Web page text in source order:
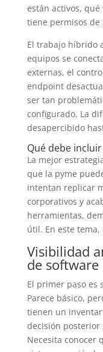
están activos,
tiene permisos
El trabajo híbrido
equipos se
externas, el
endpoint
ser tan
configurado. La
desapercibido
Qué debe
La mejor
que la pyme
intentan replicar
corporativos y
herramientas,
útil. En este
Visibilidad
de software
El primer paso es
Parece básico,
tienen un
decisión posterior
Necesita conocer